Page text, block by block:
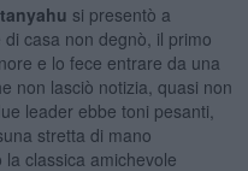
si presentò a
casa non degnò, il primo
e lo fece entrare da una
non lasciò notizia, quasi non
leader ebbe toni pesanti,
stretta di mano
classica amichevole